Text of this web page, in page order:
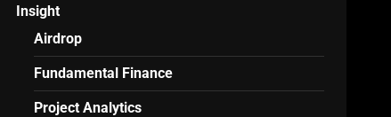
Insight
Airdrop
Fundamental Finance
Project Analytics